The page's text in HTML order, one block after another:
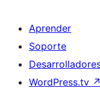
Aprender
Soporte
WordPress.tv ↗